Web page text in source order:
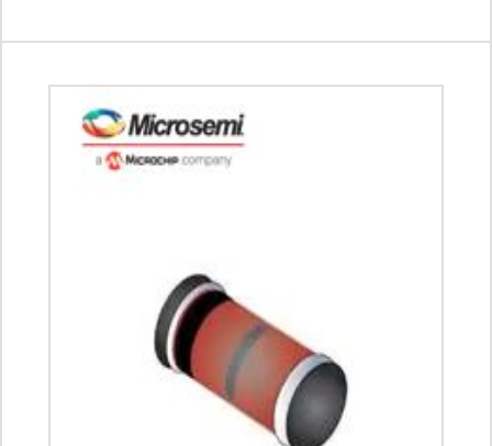
件、连接器、机电产品、传感器、热管
理产品、电源、测试与测量。